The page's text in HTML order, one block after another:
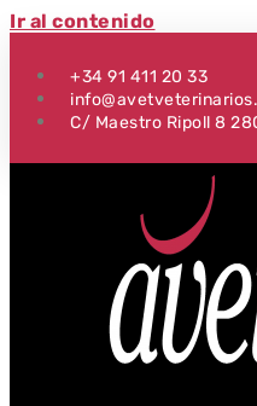
Ir al contenido
+34 91 411 20 33
C/ Maestro Ripoll 8